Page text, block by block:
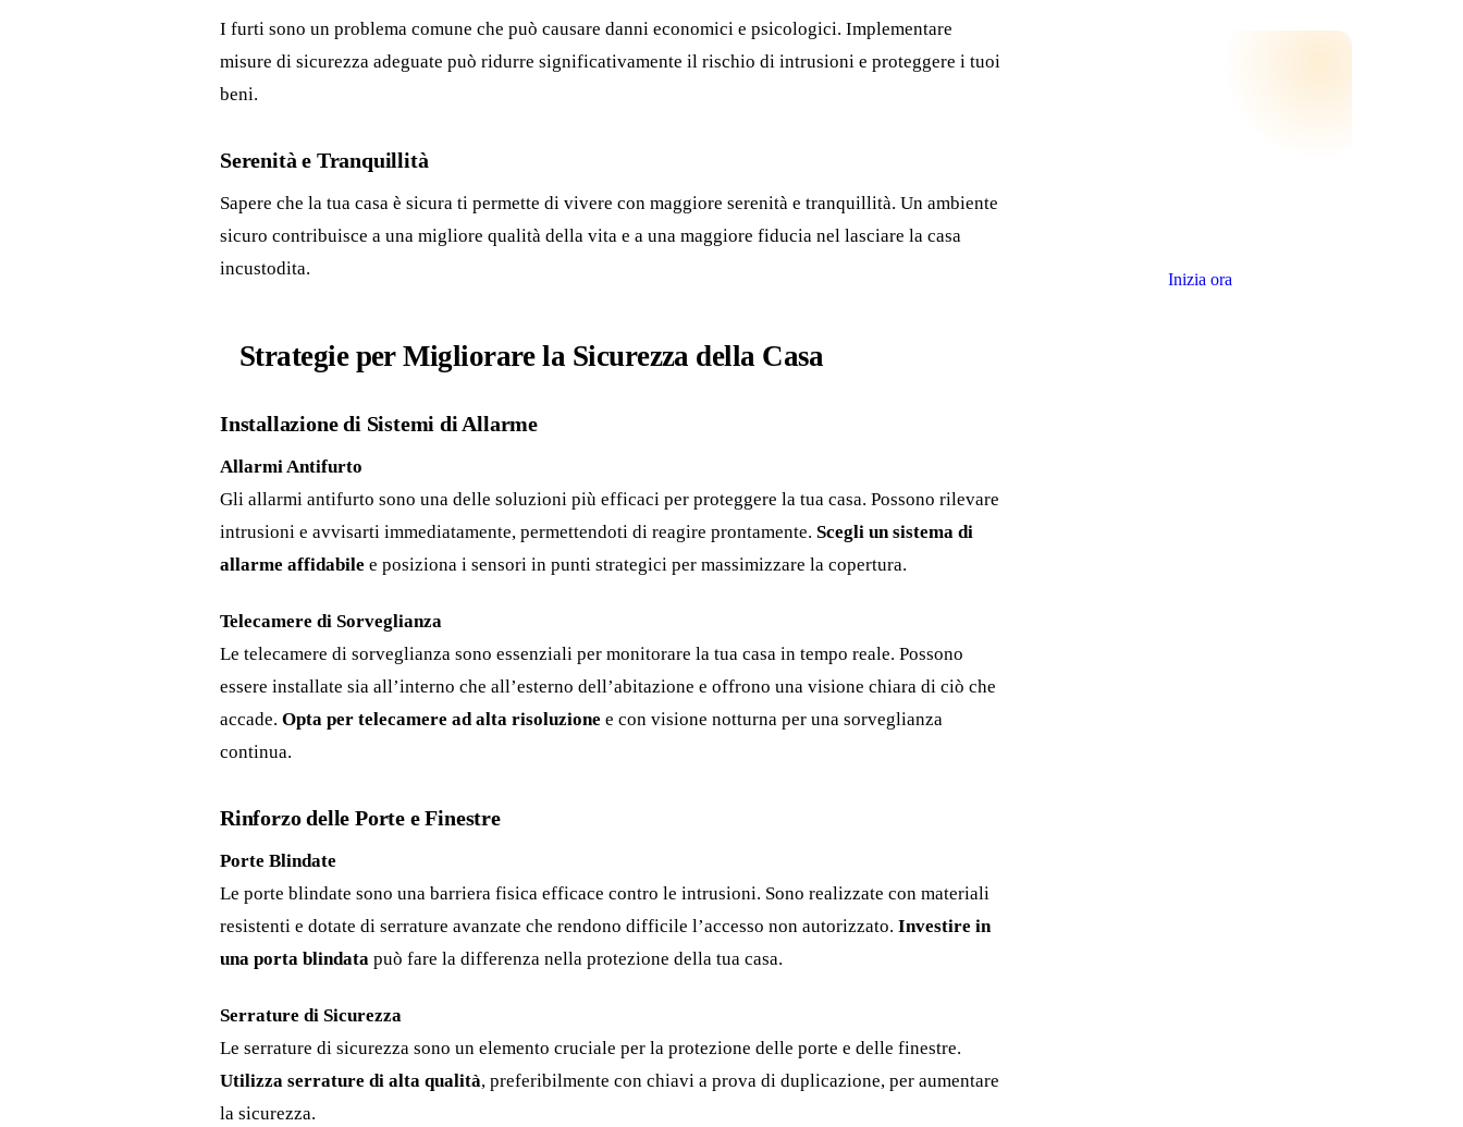
I furti sono un problema comune che può causare danni economici e psicologici. Implementare
misure di sicurezza adeguate può ridurre significativamente il rischio di intrusioni e proteggere i tuoi
beni.
Serenità e Tranquillità
Sapere che la tua casa è sicura ti permette di vivere con maggiore serenità e tranquillità. Un ambiente
sicuro contribuisce a una migliore qualità della vita e a una maggiore fiducia nel lasciare la casa
incustodita.
Strategie per Migliorare la Sicurezza della Casa
Installazione di Sistemi di Allarme
Allarmi Antifurto
Gli allarmi antifurto sono una delle soluzioni più efficaci per proteggere la tua casa. Possono rilevare
intrusioni e avvisarti immediatamente, permettendoti di reagire prontamente. Scegli un sistema di
allarme affidabile e posiziona i sensori in punti strategici per massimizzare la copertura.
Telecamere di Sorveglianza
Le telecamere di sorveglianza sono essenziali per monitorare la tua casa in tempo reale. Possono
essere installate sia all’interno che all’esterno dell’abitazione e offrono una visione chiara di ciò che
accade. Opta per telecamere ad alta risoluzione e con visione notturna per una sorveglianza
continua.
Rinforzo delle Porte e Finestre
Porte Blindate
Le porte blindate sono una barriera fisica efficace contro le intrusioni. Sono realizzate con materiali
resistenti e dotate di serrature avanzate che rendono difficile l’accesso non autorizzato. Investire in
una porta blindata può fare la differenza nella protezione della tua casa.
Serrature di Sicurezza
Le serrature di sicurezza sono un elemento cruciale per la protezione delle porte e delle finestre.
Utilizza serrature di alta qualità, preferibilmente con chiavi a prova di duplicazione, per aumentare
la sicurezza.
Inizia ora